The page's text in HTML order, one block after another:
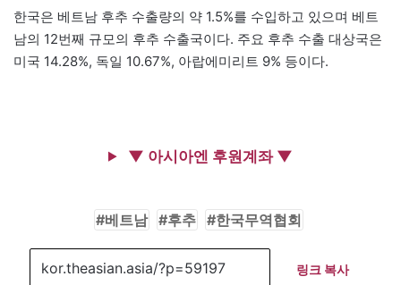
한국은 베트남 후추 수출량의 약 1.5%를 수입하고 있으며 베트
남의 12번째 규모의 후추 수출국이다. 주요 후추 수출 대상국은
미국 14.28%, 독일 10.67%, 아랍에미리트 9% 등이다.
▼ 아시아엔 후원계좌 ▼
베트남 후추 한국무역협회
링크 복사